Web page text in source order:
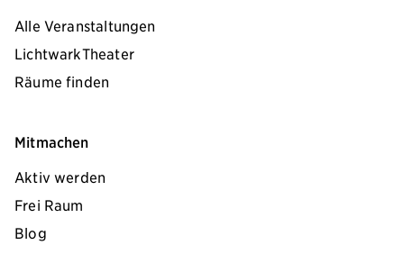
Alle Veranstaltungen
LichtwarkTheater
Räume finden
Mitmachen
Aktiv werden
Frei Raum
Blog